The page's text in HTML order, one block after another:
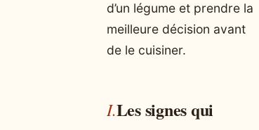
d’un légume et prendre la
meilleure décision avant
de le cuisiner.
Les signes qui